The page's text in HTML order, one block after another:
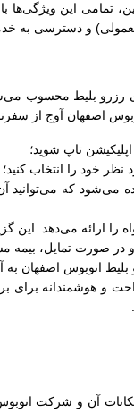
تمامی این
رزرو بلیط محسوب
اصفهان آوج از
تاپ شوید؛
خود را انتخاب کنید؛
ارائه می‌دهد. این
صورت تمایل، بیمه
اتوبوس اصفهان
و هوشمندانه برای